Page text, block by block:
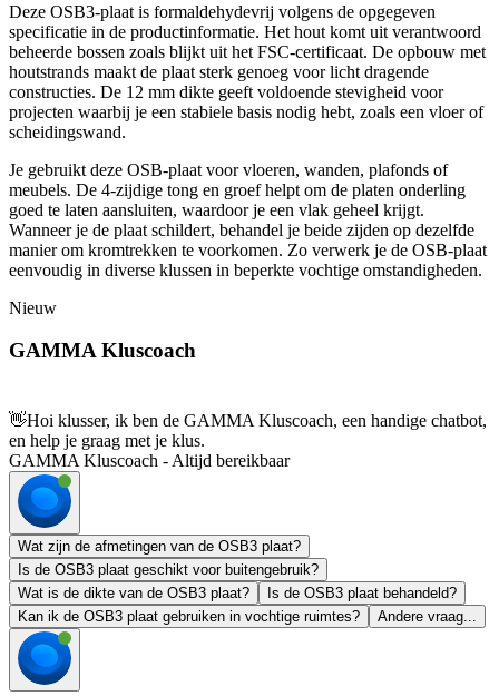
Deze OSB3-plaat is formaldehydevrij volgens de opgegeven
specificatie in de productinformatie. Het hout komt uit verantwoord
beheerde bossen zoals blijkt uit het FSC-certificaat. De opbouw met
houtstrands maakt de plaat sterk genoeg voor licht dragende
constructies. De 12 mm dikte geeft voldoende stevigheid voor
projecten waarbij je een stabiele basis nodig hebt, zoals een vloer of
scheidingswand.
Je gebruikt deze OSB-plaat voor vloeren, wanden, plafonds of
meubels. De 4-zijdige tong en groef helpt om de platen onderling
goed te laten aansluiten, waardoor je een vlak geheel krijgt.
Wanneer je de plaat schildert, behandel je beide zijden op dezelfde
manier om kromtrekken te voorkomen. Zo verwerk je de OSB-plaat
eenvoudig in diverse klussen in beperkte vochtige omstandigheden.
Nieuw
GAMMA Kluscoach
👋Hoi klusser, ik ben de GAMMA Kluscoach, een handige chatbot,
en help je graag met je klus.
GAMMA Kluscoach - Altijd bereikbaar
Wat zijn de afmetingen van de OSB3 plaat?
Is de OSB3 plaat geschikt voor buitengebruik?
Wat is de dikte van de OSB3 plaat?
Is de OSB3 plaat behandeld?
Kan ik de OSB3 plaat gebruiken in vochtige ruimtes?
Andere vraag...